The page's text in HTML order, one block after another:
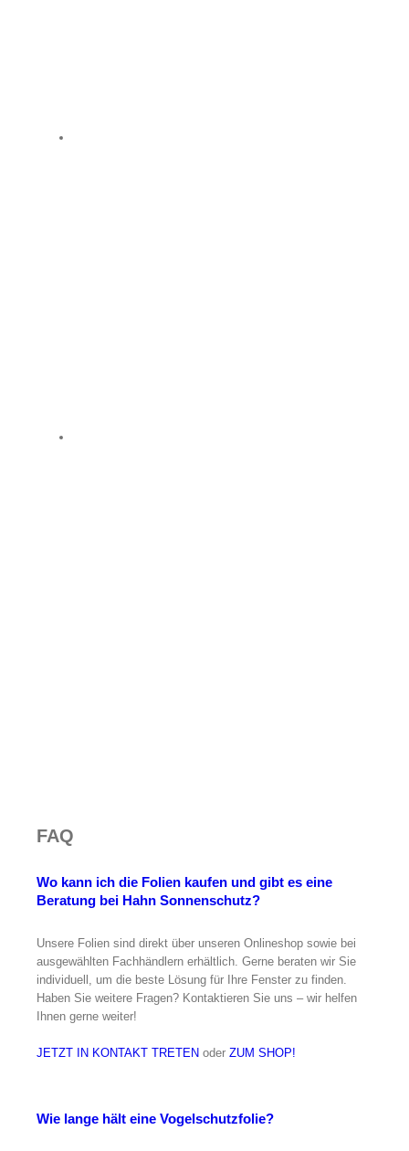
FAQ
Wo kann ich die Folien kaufen und gibt es eine
Beratung bei Hahn Sonnenschutz?
Unsere Folien sind direkt über unseren Onlineshop sowie bei
ausgewählten Fachhändlern erhältlich. Gerne beraten wir Sie
individuell, um die beste Lösung für Ihre Fenster zu finden.
Haben Sie weitere Fragen? Kontaktieren Sie uns – wir helfen
Ihnen gerne weiter!
JETZT IN KONTAKT TRETEN oder ZUM SHOP!
Wie lange hält eine Vogelschutzfolie?